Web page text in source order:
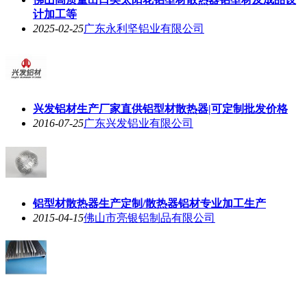
计加工等
2025-02-25广东永利坚铝业有限公司
兴发铝材生产厂家直供铝型材散热器|可定制批发价格
2016-07-25广东兴发铝业有限公司
铝型材散热器生产定制/散热器铝材专业加工生产
2015-04-15佛山市亮银铝制品有限公司